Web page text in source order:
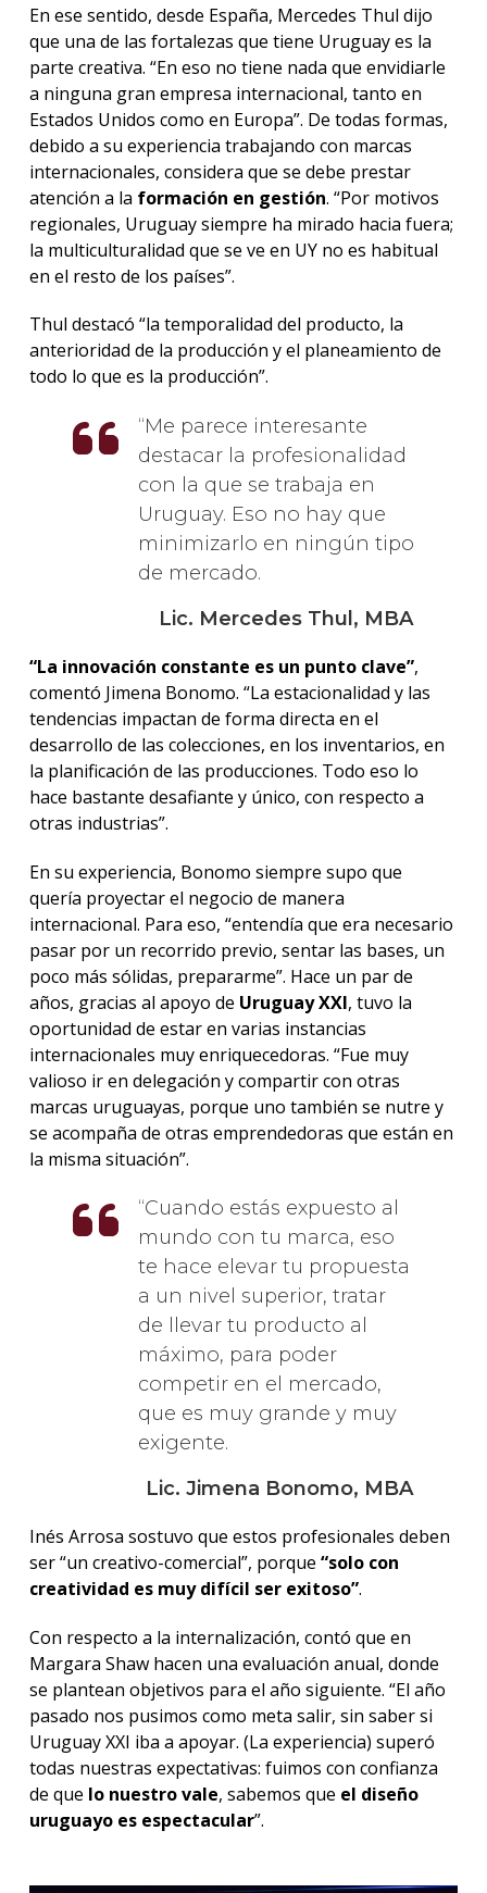
En ese sentido, desde España, Mercedes Thul dijo
que una de las fortalezas que tiene Uruguay es la
parte creativa. “En eso no tiene nada que envidiarle
a ninguna gran empresa internacional, tanto en
Estados Unidos como en Europa”. De todas formas,
debido a su experiencia trabajando con marcas
internacionales, considera que se debe prestar
atención a la formación en gestión. “Por motivos
regionales, Uruguay siempre ha mirado hacia fuera;
la multiculturalidad que se ve en UY no es habitual
en el resto de los países”.
Thul destacó “la temporalidad del producto, la
anterioridad de la producción y el planeamiento de
todo lo que es la producción”.
Me parece interesante
destacar la profesionalidad
con la que se trabaja en
Uruguay. Eso no hay que
minimizarlo en ningún tipo
de mercado.
Lic. Mercedes Thul, MBA
“La innovación constante es un punto clave”,
comentó Jimena Bonomo. “La estacionalidad y las
tendencias impactan de forma directa en el
desarrollo de las colecciones, en los inventarios, en
la planificación de las producciones. Todo eso lo
hace bastante desafiante y único, con respecto a
otras industrias”.
En su experiencia, Bonomo siempre supo que
quería proyectar el negocio de manera
internacional. Para eso, “entendía que era necesario
pasar por un recorrido previo, sentar las bases, un
poco más sólidas, prepararme”. Hace un par de
años, gracias al apoyo de Uruguay XXI, tuvo la
oportunidad de estar en varias instancias
internacionales muy enriquecedoras. “Fue muy
valioso ir en delegación y compartir con otras
marcas uruguayas, porque uno también se nutre y
se acompaña de otras emprendedoras que están en
la misma situación”.
Cuando estás expuesto al
mundo con tu marca, eso
te hace elevar tu propuesta
a un nivel superior, tratar
de llevar tu producto al
máximo, para poder
competir en el mercado,
que es muy grande y muy
exigente.
Lic. Jimena Bonomo, MBA
Inés Arrosa sostuvo que estos profesionales deben
ser “un creativo-comercial”, porque “solo con
creatividad es muy difícil ser exitoso”.
Con respecto a la internalización, contó que en
Margara Shaw hacen una evaluación anual, donde
se plantean objetivos para el año siguiente. “El año
pasado nos pusimos como meta salir, sin saber si
Uruguay XXI iba a apoyar. (La experiencia) superó
todas nuestras expectativas: fuimos con confianza
de que lo nuestro vale, sabemos que el diseño
uruguayo es espectacular”.